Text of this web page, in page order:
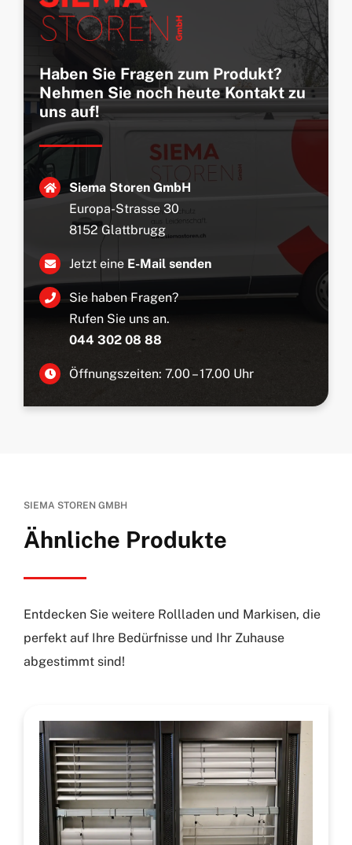
Haben Sie Fragen zum Produkt?
Nehmen Sie noch heute Kontakt zu
uns auf!
Siema Storen GmbH
Europa-Strasse 30
8152 Glattbrugg
Jetzt eine E-Mail senden
Sie haben Fragen?
Rufen Sie uns an.
044 302 08 88
Öffnungszeiten: 7.00 – 17.00 Uhr
SIEMA STOREN GMBH
Ähnliche Produkte
Entdecken Sie weitere Rollladen und Markisen, die
perfekt auf Ihre Bedürfnisse und Ihr Zuhause
abgestimmt sind!